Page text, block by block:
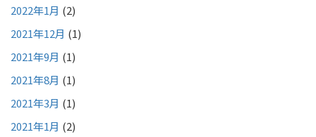
2022年1月 (2)
2021年12月 (1)
2021年9月 (1)
2021年8月 (1)
2021年3月 (1)
2021年1月 (2)